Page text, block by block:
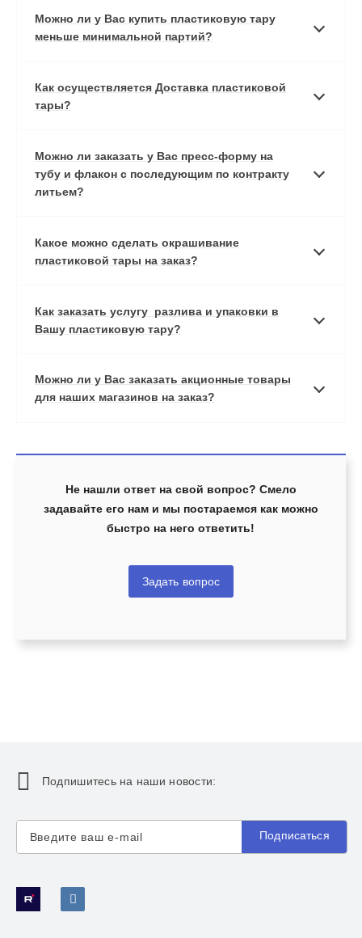
Можно ли у Вас купить пластиковую тару
меньше минимальной партий?
Как осуществляется Доставка пластиковой
тары?
Можно ли заказать у Вас пресс-форму на
тубу и флакон с последующим по контракту
литьем?
Какое можно сделать окрашивание
пластиковой тары на заказ?
Как заказать услугу разлива и упаковки в
Вашу пластиковую тару?
Можно ли у Вас заказать акционные товары
для наших магазинов на заказ?
Не нашли ответ на свой вопрос? Смело
задавайте его нам и мы постараемся как можно
быстро на него ответить!
Задать вопрос
Подпишитесь на наши новости:
Подписаться